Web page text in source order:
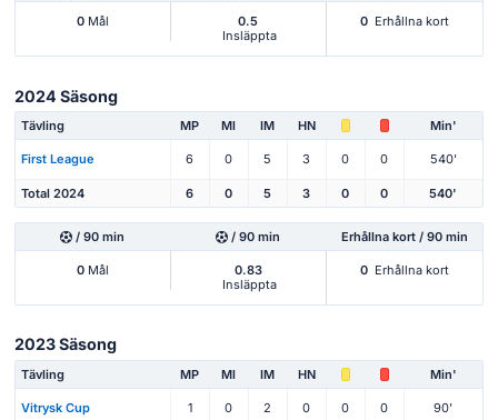
0Mål
0.5
Insläppta
0 Erhållna kort
2024 Säsong
Tävling MP Ml IM HN Min'
First League 6 0 5 3 0 0 540'
Total 2024 6 0 5 3 0 0 540'
/ 90 min / 90 min Erhållna kort / 90 min
0Mål
0.83
Insläppta
0 Erhållna kort
2023 Säsong
Tävling MP Ml IM HN Min'
Vitrysk Cup 1 0 2 0 0 0 90'